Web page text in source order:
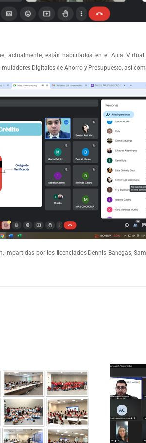
están habilitados en el Aula Virtual
Digitales de Ahorro y Presupuesto, así
por los licenciados Dennis Banegas,